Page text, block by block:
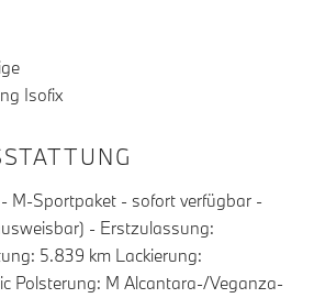
Isofix
- M-Sportpaket - sofort verfügbar -
- Erstzulassung:
5.839 km Lackierung:
Polsterung: M Alcantara-/Veganza-